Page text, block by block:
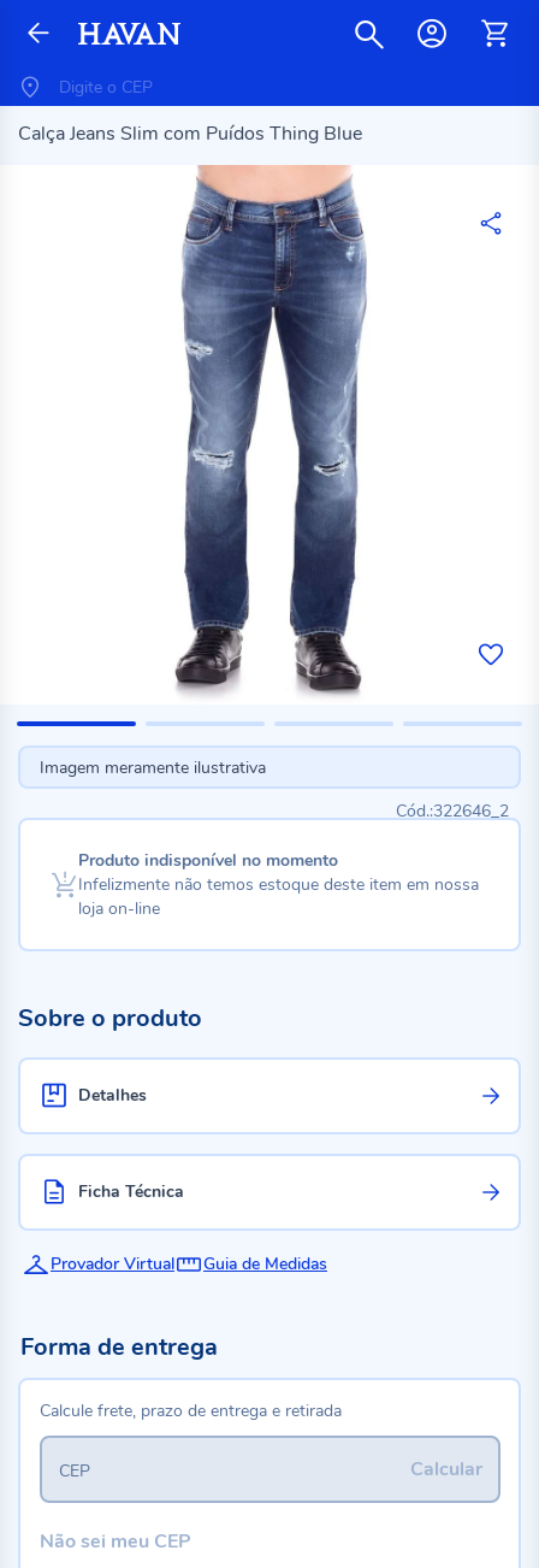
Calça Jeans Slim com Puídos Thing Blue
Imagem meramente ilustrativa
322646_2
Produto indisponível no momento
Infelizmente não temos estoque deste item em nossa
loja on-line
Sobre o produto
Detalhes
Ficha Técnica
Provador Virtual Guia de Medidas
Forma de entrega
Calcule frete, prazo de entrega e retirada
Calcular
CEP
Não sei meu CEP